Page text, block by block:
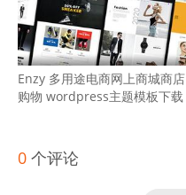
Enzy 多用途电商网上商城商店
购物 wordpress主题模板下载
0 个评论